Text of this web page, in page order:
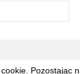
gry MMOPozostając